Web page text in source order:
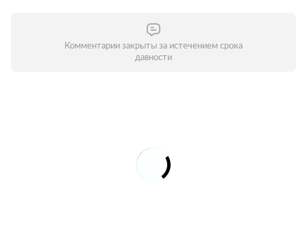
Комментарии закрыты за истечением срока
давности